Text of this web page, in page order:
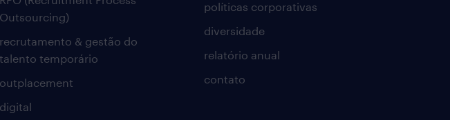
Outsourcing)
recrutamento & gestão do
talento temporário
outplacement
digital
políticas corporativas
diversidade
relatório anual
contato